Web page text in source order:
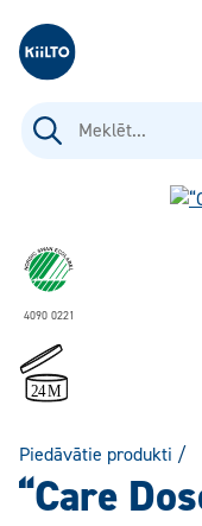
Kiilto Latvija
Meklēt:
4090 0221
Piedāvātie produkti /
“Care